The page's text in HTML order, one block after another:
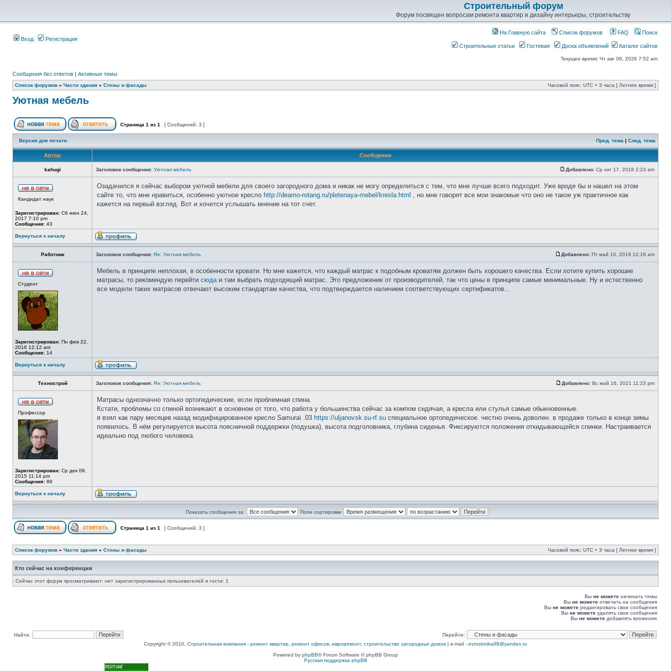
Строительный форум
Форум посвящен вопросам ремонта квартир и дизайну интерьеры, строительству
Вход Регистрация
На Главную сайта Список форумов FAQ Поиск
Строительные статьи Гостевая Доска объявлений Каталог сайтов
Текущее время: Чт авг 06, 2026 7:52 am
Сообщения без ответов | Активные темы
Список форумов » Части здания » Стены и фасады Часовой пояс: UTC + 3 часа [ Летнее время ]
Уютная мебель
Страница 1 из 1 [ Сообщений: 3 ]
Версия для печати Пред. тема | След. тема
Автор Сообщение
kahugi Заголовок сообщения: Уютная мебель Добавлено: Ср окт 17, 2018 2:23 am
Кандидат наук
Зарегистрирован: Сб июн 24,
2017 7:10 pm
Сообщения: 43
Озадачился я сейчас выбором уютной мебели для своего загородного дома и никак не могу определиться с тем, что мне лучше всего подходит. Уже вроде бы и нашел на этом
сайте то, что мне нравиться, особенно уютное кресло http://deamo-rotang.ru/pletenaya-mebel/kresla.html , но мне говорят все мои знакомые что оно не такое уж практичное как
кажется на первый взгляд. Вот и хочется услышать мнение на тот счет.
Вернуться к началу
Работник Заголовок сообщения: Re: Уютная мебель Добавлено: Пт май 10, 2019 12:16 am
Студент
Зарегистрирован: Пн фев 22,
2016 12:12 am
Сообщения: 14
Мебель в принципе неплохая, в особенности кровати. Но мне кажется, что каждый матрас к подобным кроватям должен быть хорошего качества. Если хотите купить хорошие
матрасы, то рекомендую перейти сюдаи там выбрать подходящий матрас. Это предложение от производителей, так что цены в принципе самые минимальные. Ну и естественно
все модели таких матрасов отвечают высоким стандартам качества, что подтверждается наличием соответствующих сертификатов...
Вернуться к началу
Технострой Заголовок сообщения: Re: Уютная мебель Добавлено: Вс май 16, 2021 11:23 pm
Профессор
Зарегистрирован: Ср дек 09,
2015 11:14 pm
Сообщения: 89
Матрасы однозначно только ортопедические, если проблемная спина.
Кстати, проблемы со спиной возникают в основном от того, что работа у большинства сейчас за компом сидячая, а кресла или стулья самые обыкновенные.
я взял как пару месяцев назад модифицированное кресло Samurai .03 https://uljanovsk.su-rf.su специальное ортопедическое. честно очень доволен. в продаже только в конце зимы
появилось. В нём регулируется высота поясничной поддержки (подушка), высота подголовника, глубина сиденья. Фиксируются положения откидывающейся спинки. Настраивается
идеально под любого человека.
Вернуться к началу
Показать сообщения за: Поле сортировки
Страница 1 из 1 [ Сообщений: 3 ]
Список форумов » Части здания » Стены и фасады Часовой пояс: UTC + 3 часа [ Летнее время ]
Кто сейчас на конференции
Сейчас этот форум просматривают: нет зарегистрированных пользователей и гости: 1
Вы не можете начинать темы
Вы не можете отвечать на сообщения
Вы не можете редактировать свои сообщения
Вы не можете удалять свои сообщения
Вы не можете добавлять вложения
Найти:
Перейти:
Copyright © 2010, Строительная компания - ремонт квартир, ремонт офисов, евроремонт, строительство загородных домов | e-mail - evrostroika98@yandex.ru
Powered by phpBB® Forum Software © phpBB Group
Русская поддержка phpBB